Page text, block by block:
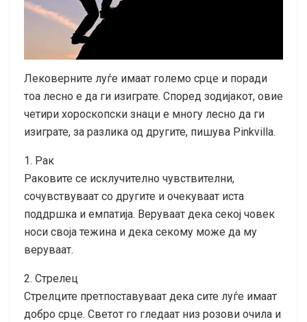
Лековерните луѓе имаат големо срце и поради
тоа лесно е да ги изиграте. Според зодијакот, овие
четири хороскопски знаци е многу лесно да ги
изиграте, за разлика од другите, пишува Pinkvilla.
1. Рак
Раковите се исклучително чувствителни,
сочувствуваат со другите и очекуваат иста
поддршка и емпатија. Веруваат дека секој човек
носи своја тежина и дека секому може да му
веруваат.
2. Стрелец
Стрелците претпоставуваат дека сите луѓе имаат
добро срце. Светот го гледаат низ розови очила и